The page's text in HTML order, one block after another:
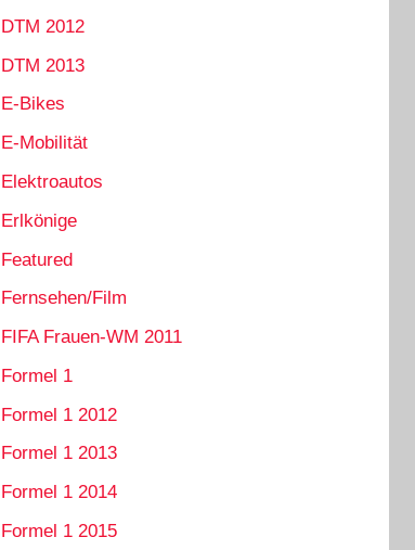
DTM 2012
DTM 2013
E-Bikes
E-Mobilität
Elektroautos
Erlkönige
Featured
Fernsehen/Film
FIFA Frauen-WM 2011
Formel 1
Formel 1 2012
Formel 1 2013
Formel 1 2014
Formel 1 2015